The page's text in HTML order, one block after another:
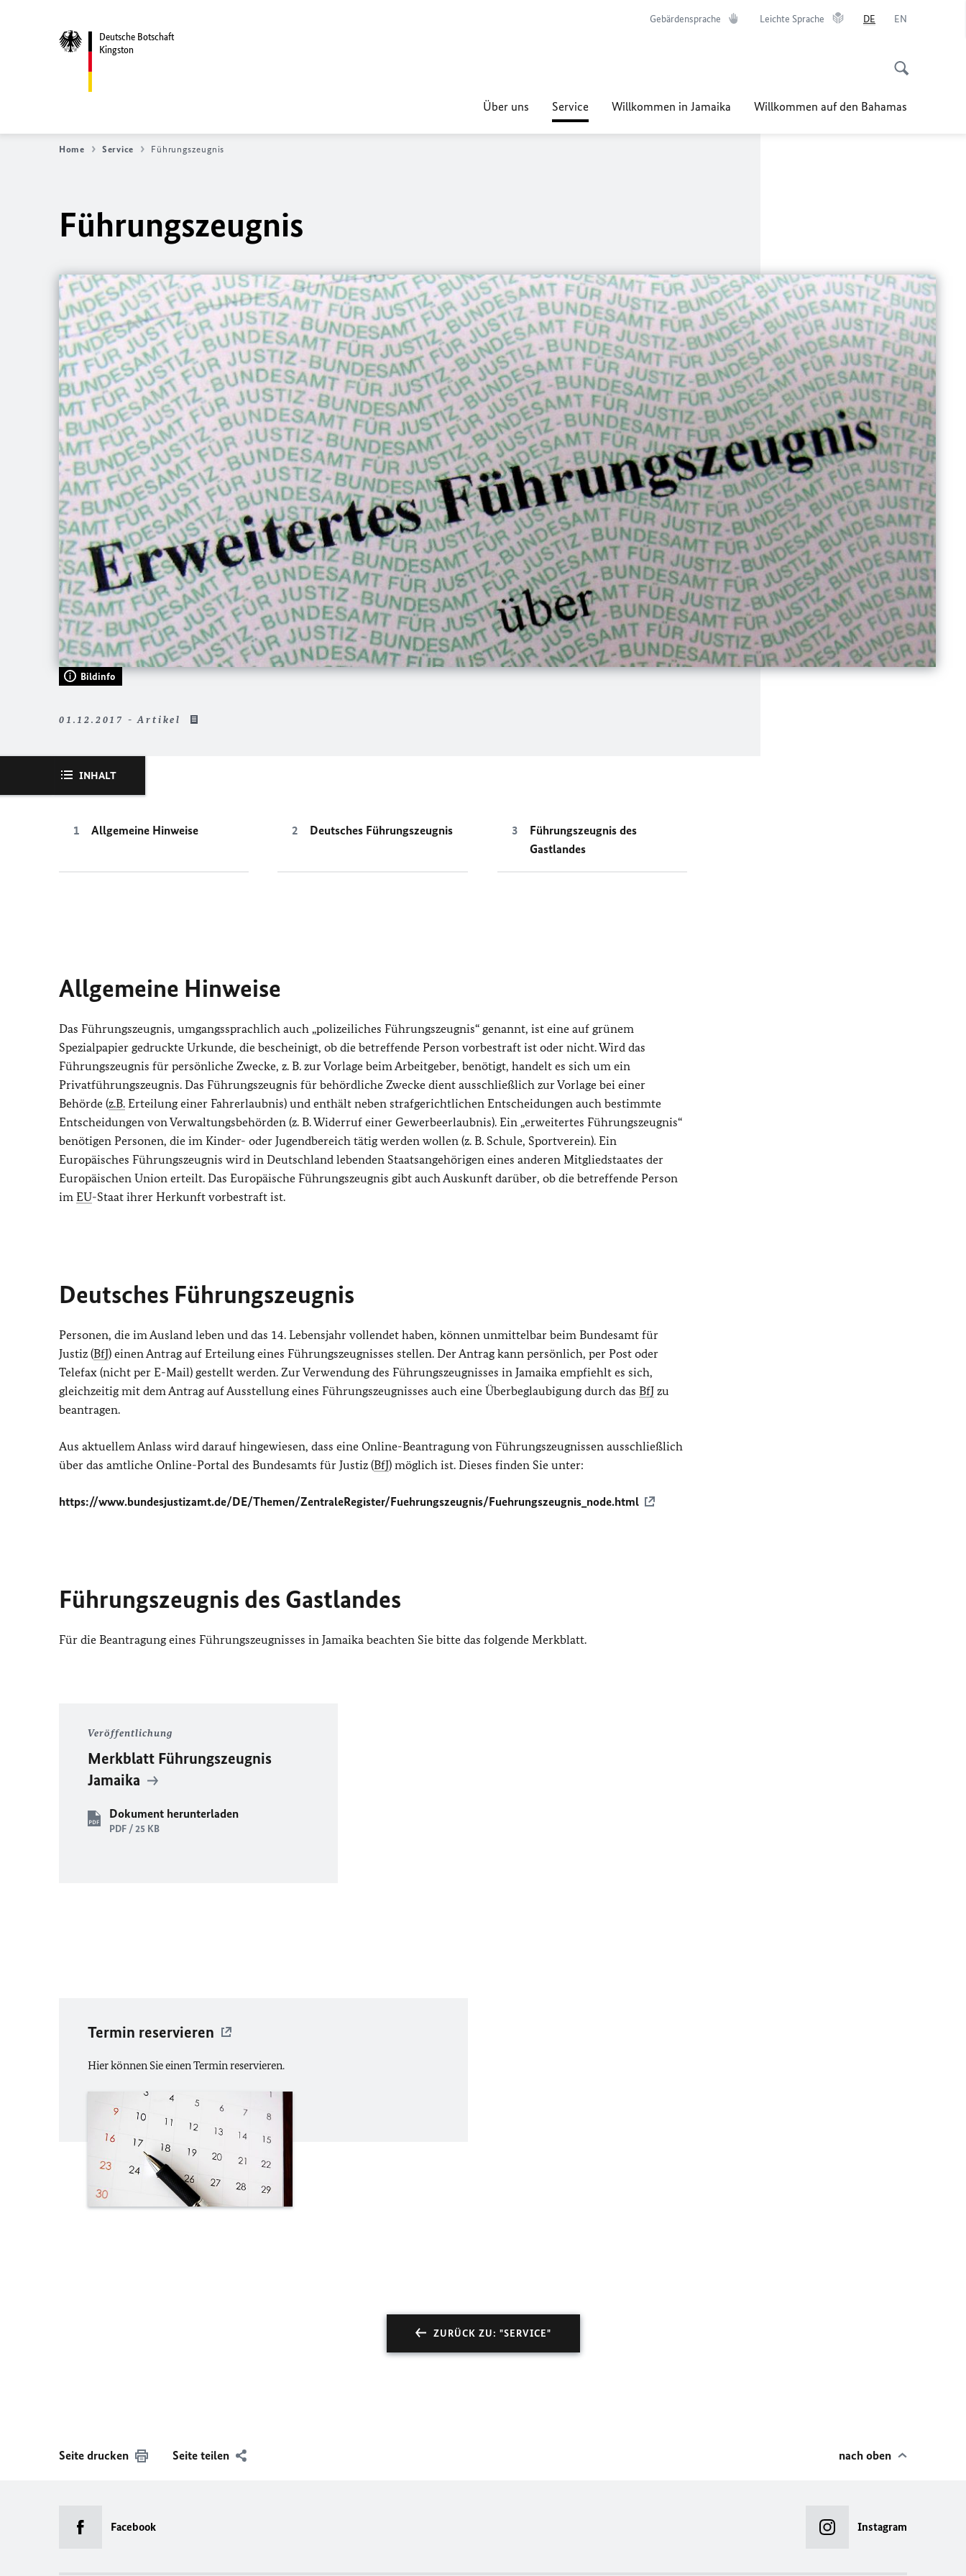
Deutsche Botschaft
Kingston
Gebärdensprache Leichte Sprache DE EN
Über uns Service Willkommen in Jamaika Willkommen auf den Bahamas
Home Service Führungszeugnis
Führungszeugnis
Bildinfo
01.12.2017 - Artikel
INHALT
Allgemeine Hinweise Deutsches Führungszeugnis
Führungszeugnis des
Gastlandes
Allgemeine Hinweise
Das Führungszeugnis, umgangssprachlich auch „polizeiliches Führungszeugnis“ genannt, ist eine auf grünem
Spezialpapier gedruckte Urkunde, die bescheinigt, ob die betreffende Person vorbestraft ist oder nicht. Wird das
Führungszeugnis für persönliche Zwecke, z. B. zur Vorlage beim Arbeitgeber, benötigt, handelt es sich um ein
Privatführungszeugnis. Das Führungszeugnis für behördliche Zwecke dient ausschließlich zur Vorlage bei einer
Behörde (z.B. Erteilung einer Fahrerlaubnis) und enthält neben strafgerichtlichen Entscheidungen auch bestimmte
Entscheidungen von Verwaltungsbehörden (z. B. Widerruf einer Gewerbeerlaubnis). Ein „erweitertes Führungszeugnis“
benötigen Personen, die im Kinder- oder Jugendbereich tätig werden wollen (z. B. Schule, Sportverein). Ein
Europäisches Führungszeugnis wird in Deutschland lebenden Staatsangehörigen eines anderen Mitgliedstaates der
Europäischen Union erteilt. Das Europäische Führungszeugnis gibt auch Auskunft darüber, ob die betreffende Person
im EU-Staat ihrer Herkunft vorbestraft ist.
Deutsches Führungszeugnis
Personen, die im Ausland leben und das 14. Lebensjahr vollendet haben, können unmittelbar beim Bundesamt für
Justiz (BfJ) einen Antrag auf Erteilung eines Führungszeugnisses stellen. Der Antrag kann persönlich, per Post oder
Telefax (nicht per E-Mail) gestellt werden. Zur Verwendung des Führungszeugnisses in Jamaika empfiehlt es sich,
gleichzeitig mit dem Antrag auf Ausstellung eines Führungszeugnisses auch eine Überbeglaubigung durch das BfJ zu
beantragen.
Aus aktuellem Anlass wird darauf hingewiesen, dass eine Online-Beantragung von Führungszeugnissen ausschließlich
über das amtliche Online-Portal des Bundesamts für Justiz (BfJ) möglich ist. Dieses finden Sie unter:
https://www.bundesjustizamt.de/DE/Themen/ZentraleRegister/Fuehrungszeugnis/Fuehrungszeugnis_node.html
Führungszeugnis des Gastlandes
Für die Beantragung eines Führungszeugnisses in Jamaika beachten Sie bitte das folgende Merkblatt.
Veröffentlichung
Merkblatt Führungszeugnis
Jamaika
Dokument herunterladen
PDF / 25 KB
Termin reservieren
Hier können Sie einen Termin reservieren.
ZURÜCK ZU: "SERVICE"
Seite drucken Seite teilen nach oben
Facebook Instagram